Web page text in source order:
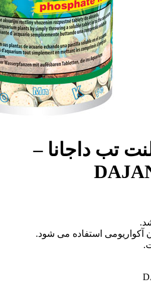
تب داجانا –
آکواریومی استفاده می شود.